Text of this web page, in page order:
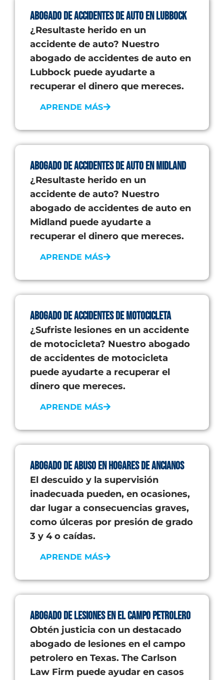
Abogado de accidentes de auto en Lubbock
¿Resultaste herido en un
accidente de auto? Nuestro
abogado de accidentes de auto en
Lubbock puede ayudarte a
recuperar el dinero que mereces.
APRENDE MÁS
Abogado de accidentes de auto en Midland
¿Resultaste herido en un
accidente de auto? Nuestro
abogado de accidentes de auto en
Midland puede ayudarte a
recuperar el dinero que mereces.
APRENDE MÁS
Abogado de Accidentes de Motocicleta
¿Sufriste lesiones en un accidente
de motocicleta? Nuestro abogado
de accidentes de motocicleta
puede ayudarte a recuperar el
dinero que mereces.
APRENDE MÁS
Abogado de abuso en hogares de ancianos
El descuido y la supervisión
inadecuada pueden, en ocasiones,
dar lugar a consecuencias graves,
como úlceras por presión de grado
3 y 4 o caídas.
APRENDE MÁS
Abogado de Lesiones en el Campo Petrolero
Obtén justicia con un destacado
abogado de lesiones en el campo
petrolero en Texas. The Carlson
Law Firm puede ayudar en casos